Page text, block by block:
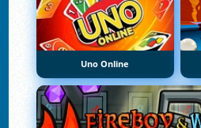
Uno Online